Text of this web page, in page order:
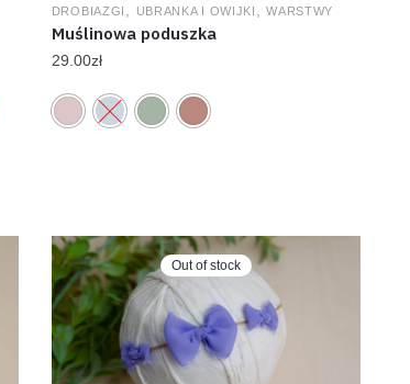
DROBIAZGI , UBRANKA I OWIJKI ,WARSTWY
Muślinowa poduszka
29.00zł
Out of stock